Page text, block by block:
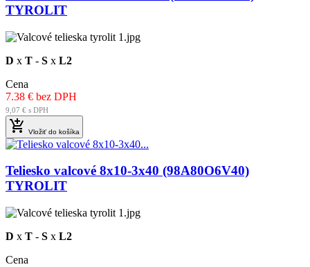
TYROLIT
D x T - S x L2
Cena
7.38 € bez DPH
9,07 € s DPH
 Vložiť do košíka
Teliesko valcové 8x10-3x40 (98A80O6V40)
TYROLIT
D x T - S x L2
Cena